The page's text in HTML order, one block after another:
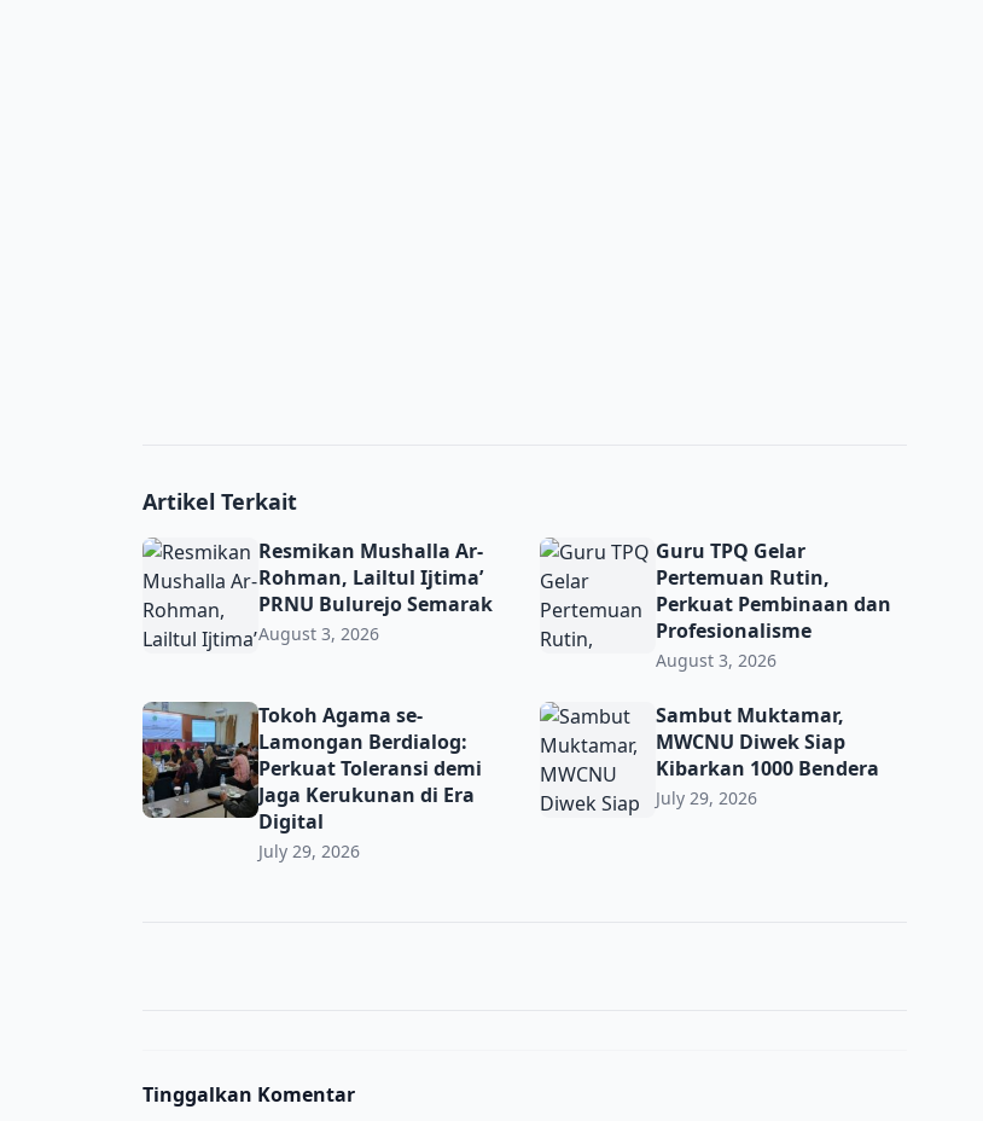
Artikel Terkait
Resmikan Mushalla Ar-Rohman, Lailtul Ijtima’ PRNU Bulurejo Semarak
Resmikan Mushalla Ar-
Rohman, Lailtul Ijtima’
PRNU Bulurejo Semarak
August 3, 2026
Guru TPQ Gelar Pertemuan Rutin, Perkuat
Guru TPQ Gelar
Pertemuan Rutin,
Perkuat Pembinaan dan
Profesionalisme
August 3, 2026
Tokoh Agama se-Lamongan Berdialog: Perkuat Toleransi demi Jaga Kerukunan di Era Digital
Tokoh Agama se-
Lamongan Berdialog:
Perkuat Toleransi demi
Jaga Kerukunan di Era
Digital
July 29, 2026
Sambut Muktamar, MWCNU Diwek Siap Kibarkan
Sambut Muktamar,
MWCNU Diwek Siap
Kibarkan 1000 Bendera
July 29, 2026
Tinggalkan Komentar